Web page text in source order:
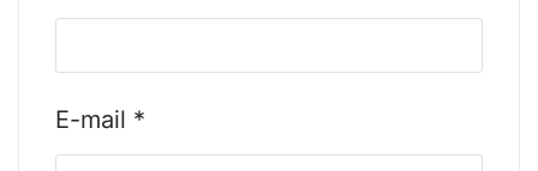
E-mail *